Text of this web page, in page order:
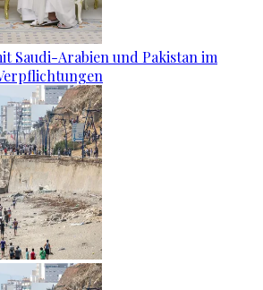
Saudi-Arabien und Pakistan im